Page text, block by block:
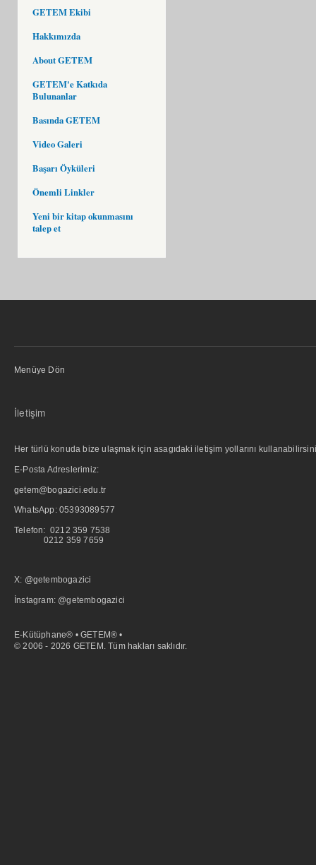
GETEM Ekibi
Hakkımızda
About GETEM
GETEM'e Katkıda
Bulunanlar
Basında GETEM
Video Galeri
Başarı Öyküleri
Önemli Linkler
Yeni bir kitap okunmasını
talep et
Menüye Dön
İletişim
Her türlü konuda bize ulaşmak için asagıdaki iletişim yollarını
E-Posta Adreslerimiz:
getem@bogazici.edu.tr
WhatsApp: 05393089577
Telefon: 0212 359 7538
0212 359 7659
X: @getembogazici
İnstagram: @getembogazici
E-Kütüphane® • GETEM® •
© 2006 - 2026 GETEM. Tüm hakları saklıdır.